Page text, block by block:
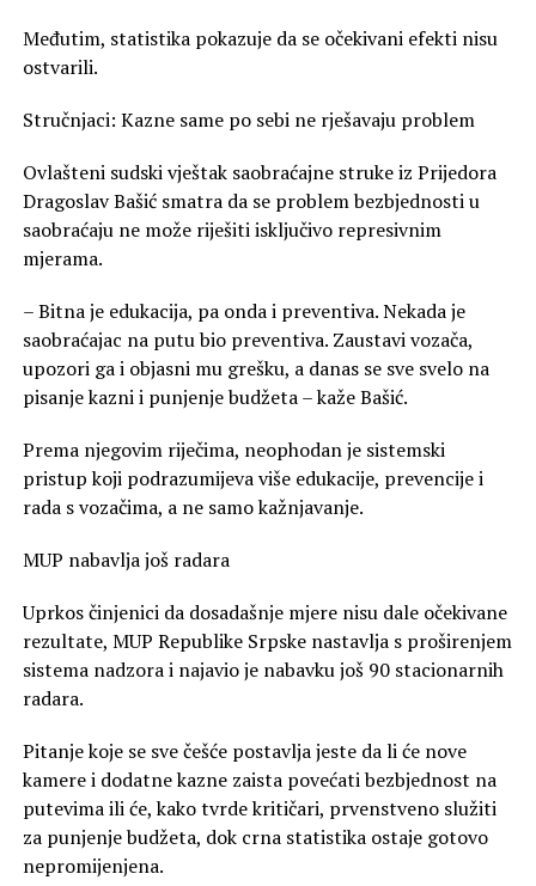
Međutim, statistika pokazuje da se očekivani efekti nisu
ostvarili.
Stručnjaci: Kazne same po sebi ne rješavaju problem
Ovlašteni sudski vještak saobraćajne struke iz Prijedora
Dragoslav Bašić smatra da se problem bezbjednosti u
saobraćaju ne može riješiti isključivo represivnim
mjerama.
– Bitna je edukacija, pa onda i preventiva. Nekada je
saobraćajac na putu bio preventiva. Zaustavi vozača,
upozori ga i objasni mu grešku, a danas se sve svelo na
pisanje kazni i punjenje budžeta – kaže Bašić.
Prema njegovim riječima, neophodan je sistemski
pristup koji podrazumijeva više edukacije, prevencije i
rada s vozačima, a ne samo kažnjavanje.
MUP nabavlja još radara
Uprkos činjenici da dosadašnje mjere nisu dale očekivane
rezultate, MUP Republike Srpske nastavlja s proširenjem
sistema nadzora i najavio je nabavku još 90 stacionarnih
radara.
Pitanje koje se sve češće postavlja jeste da li će nove
kamere i dodatne kazne zaista povećati bezbjednost na
putevima ili će, kako tvrde kritičari, prvenstveno služiti
za punjenje budžeta, dok crna statistika ostaje gotovo
nepromijenjena.